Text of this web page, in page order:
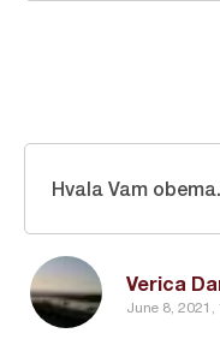
Verica
June 8, 2021,
Hvala Vam obema.